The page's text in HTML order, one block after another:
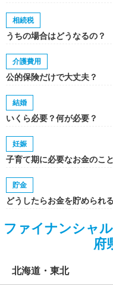
相続税
うちの場合はどうなるの？
介護費用
公的保険だけで大丈夫？
結婚
いくら必要？何が必要？
妊娠
子育て期に必要なお金のこと
貯金
どうしたらお金を貯められ
ファイナンシャ
府
北海道・東北